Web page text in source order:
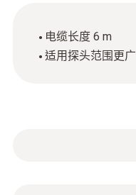
电缆长度 6 m
适用探头范围更广